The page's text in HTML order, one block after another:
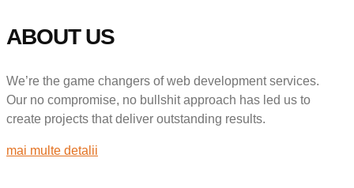
ABOUT US
We’re the game changers of web development services.
Our no compromise, no bullshit approach has led us to
create projects that deliver outstanding results.
mai multe detalii